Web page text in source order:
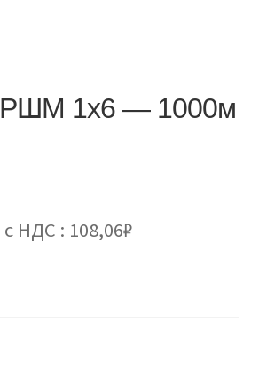
1х6 — 1000м
НДС : 108,06₽